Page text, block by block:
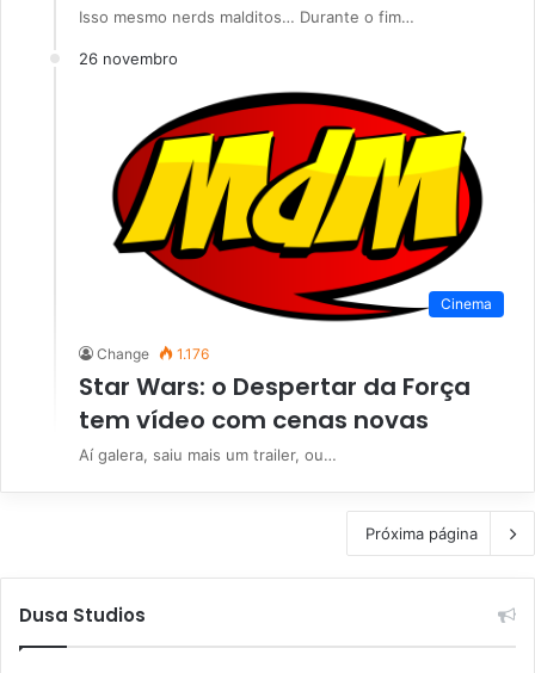
Isso mesmo nerds malditos… Durante o fim…
26 novembro
Cinema
Change 1.176
Star Wars: o Despertar da Força
tem vídeo com cenas novas
Aí galera, saiu mais um trailer, ou…
Próxima página
Dusa Studios